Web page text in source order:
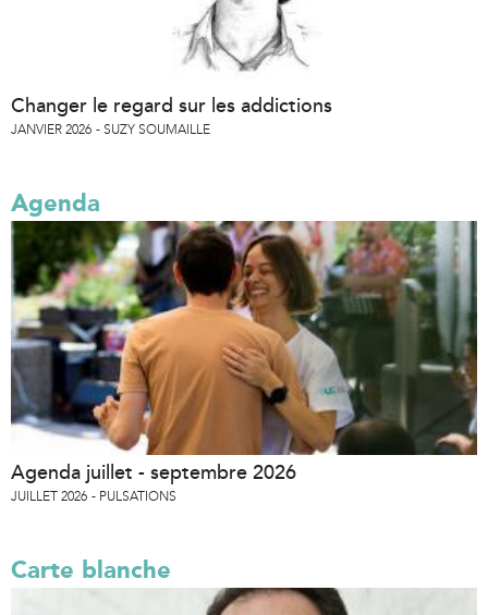
Changer le regard sur les addictions
JANVIER 2026 SUZY SOUMAILLE
Agenda
Agenda juillet - septembre 2026
JUILLET 2026 PULSATIONS
Carte blanche